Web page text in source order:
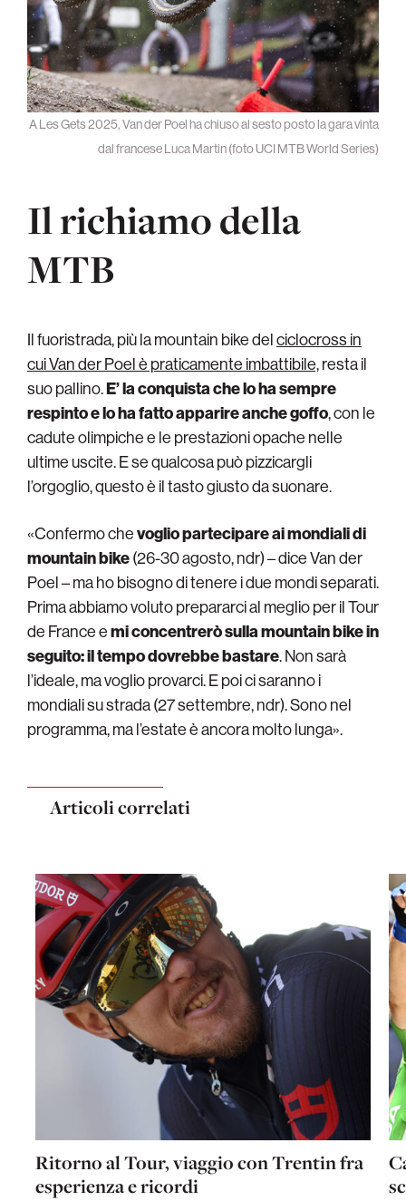
A Les Gets 2025, Van der Poel ha chiuso al sesto posto la gara vinta
dal francese Luca Martin (foto UCI MTB World Series)
Il richiamo della
MTB
Il fuoristrada, più la mountain bike delciclocross in
cui Van der Poel è praticamente imbattibile,resta il
suo pallino.E’ la conquista che lo ha sempre
respinto e lo ha fatto apparire anche goffo, con le
cadute olimpiche e le prestazioni opache nelle
ultime uscite. E se qualcosa può pizzicargli
l’orgoglio, questo è il tasto giusto da suonare.
«Confermo chevoglio partecipare ai mondiali di
mountain bike(26-30 agosto, ndr) – dice Van der
Poel – ma ho bisogno di tenere i due mondi separati.
Prima abbiamo voluto prepararci al meglio per il Tour
de France emi concentrerò sulla mountain bike in
seguito: il tempo dovrebbe bastare. Non sarà
l’ideale, ma voglio provarci. E poi ci saranno i
mondiali su strada (27 settembre, ndr). Sono nel
programma, ma l’estate è ancora molto lunga».
Articoli correlati
Ritorno al Tour, viaggio con Trentin fra
esperienza e ricordi